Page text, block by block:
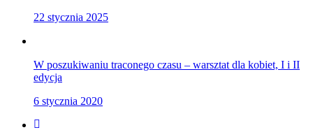
22 stycznia 2025
W poszukiwaniu traconego czasu – warsztat dla kobiet, I i II
edycja
6 stycznia 2020